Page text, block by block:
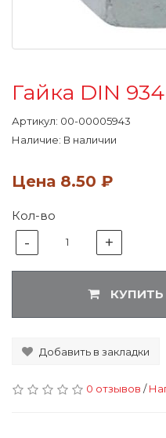
Гайка DIN
Артикул: 00-00005943
Наличие: В наличии
Цена 8.50 ₽
Кол-во
- 1 +
КУПИТЬ
Добавить в закладки
0 отзывов /